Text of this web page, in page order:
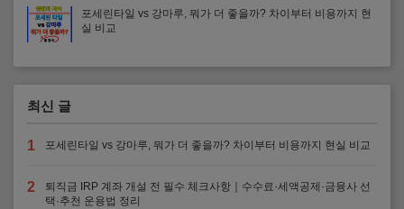
포세린타일 vs 강마루, 뭐가 더 좋을까? 차이부터 비용까지 현
실 비교
최신 글
1 포세린타일 vs 강마루, 뭐가 더 좋을까? 차이부터 비용까지 현실 비교
2
퇴직금 IRP 계좌 개설 전 필수 체크사항｜수수료·세액공제·금융사 선
택·추천 운용법 정리